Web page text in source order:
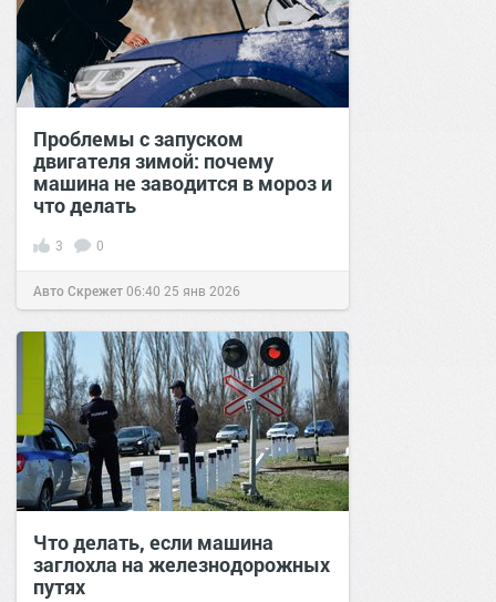
Проблемы с запуском
двигателя зимой: почему
машина не заводится в мороз и
что делать
3 0
Авто Скрежет06:40 25 янв 2026
Что делать, если машина
заглохла на железнодорожных
путях